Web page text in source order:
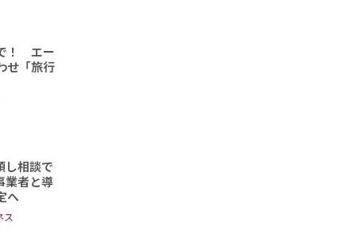
！ エー
せ「旅行
し相談で
業者と導
へ
ス